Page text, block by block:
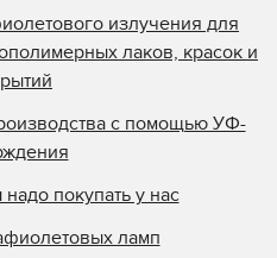
излучения для
лаков, красок и
с помощью УФ-
покупать у нас
ламп